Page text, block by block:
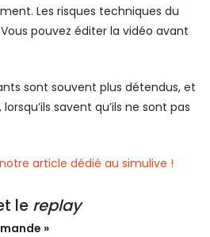
Les risques techniques du
pouvez éditer la vidéo avant
sont souvent plus détendus, et
savent qu’ils ne sont pas
article dédié au simulive !
le replay
»